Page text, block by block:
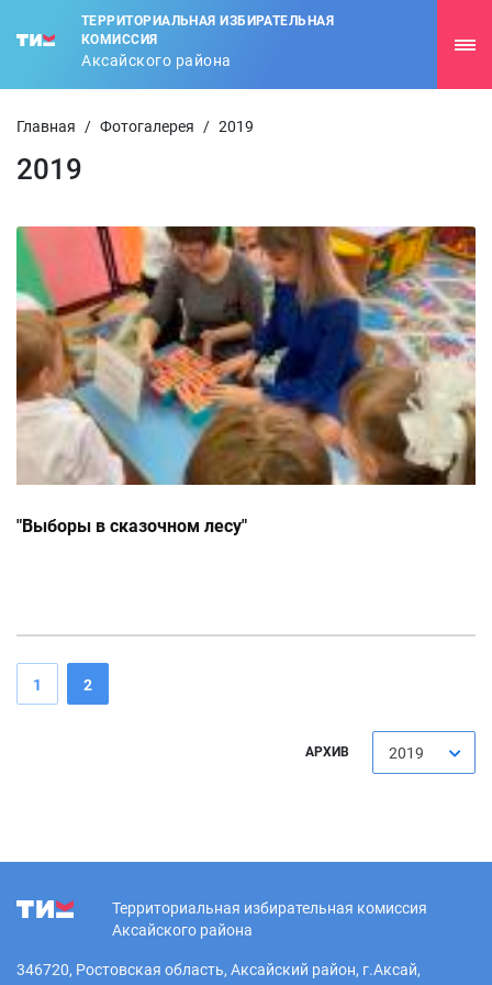
ТЕРРИТОРИАЛЬНАЯ ИЗБИРАТЕЛЬНАЯ
КОМИССИЯ
Аксайского района
Главная / Фотогалерея / 2019
2019
"Выборы в сказочном лесу"
1 2
АРХИВ 2019
Территориальная избирательная комиссия
Аксайского района
346720, Ростовская область, Аксайский район, г.Аксай,